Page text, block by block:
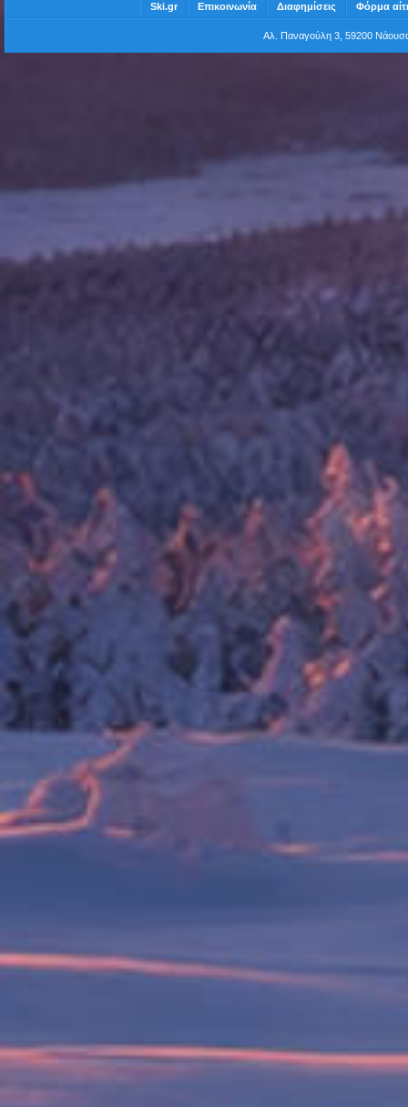
Ski.gr Επικοινωνία Διαφημίσεις Φόρμα
Αλ. Παναγούλη 3, 59200